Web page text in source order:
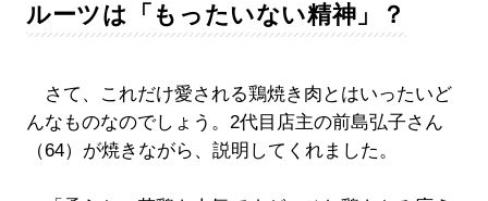
ルーツは「もったいない精神」？
さて、これだけ愛される鶏焼き肉とはいったいど
んなものなのでしょう。2代目店主の前島弘子さん
（64）が焼きながら、説明してくれました。